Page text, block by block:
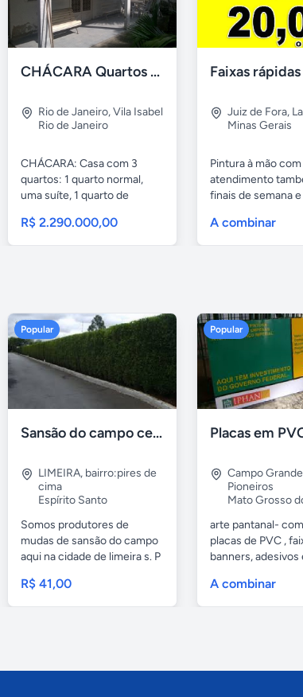
CHÁCARA Quartos Suíte Árvores Frutíferas, "É Ver e Comprar".
Rio de Janeiro,Vila Isabel
Rio de Janeiro
CHÁCARA: Casa com 3
quartos: 1 quarto normal,
uma suíte, 1 quarto de
R$ 2.290.000,00
Juiz de Fora,
Minas Gerais
Pintura à mão com
atendimento
finais de semana
A combinar
Popular
Sansão do campo cerca viva por 0,65 á muda
LIMEIRA, bairro:pires de
cima
Espírito Santo
Somos produtores de
mudas de sansão do campo
aqui na cidade de limeira s. P
R$ 41,00
Popular
Campo Grande
Pioneiros
Mato Grosso
arte pantanal-
placas de PVC ,
banners, adesivos
A combinar